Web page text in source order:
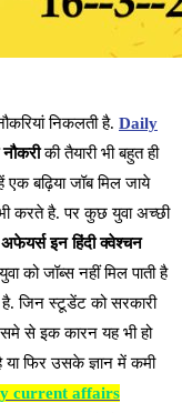
निकलती है. Daily
की तैयारी भी बहुत ही
बढ़िया जॉब मिल जाये
करते है. पर कुछ युवा अच्छी
इन हिंदी क्वेश्चन
को जॉब्स नहीं मिल पाती है
है. जिन स्टूडेंट को सरकारी
से इक कारन यह भी हो
फिर उसके ज्ञान में कमी
current affairs